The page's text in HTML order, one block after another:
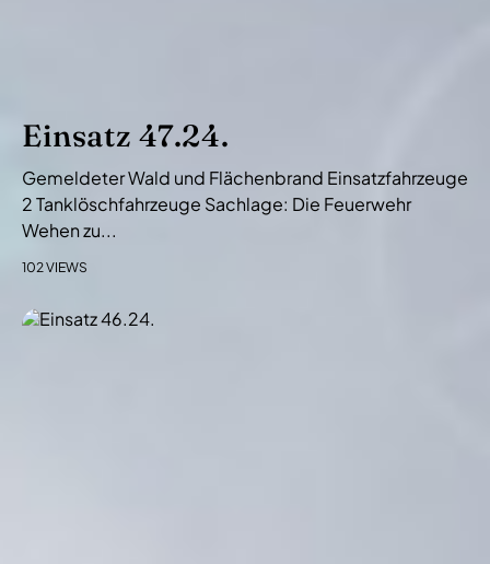
Einsatz 47.24.
Gemeldeter Wald und Flächenbrand Einsatzfahrzeuge
2 Tanklöschfahrzeuge Sachlage: Die Feuerwehr
Wehen zu...
102 VIEWS